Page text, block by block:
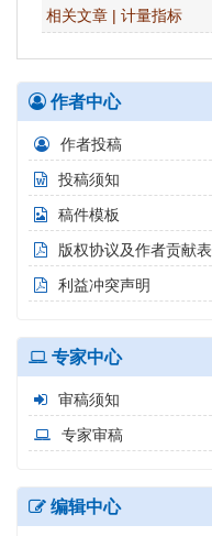
相关文章 | 计量指标
作者中心
作者投稿
投稿须知
稿件模板
版权协议及作者贡献表
利益冲突声明
专家中心
审稿须知
专家审稿
编辑中心